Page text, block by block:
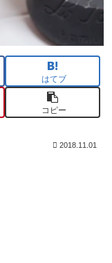
はてブ
コピー
2018.11.01